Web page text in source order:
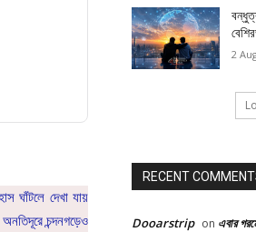
ঘাঁটলে দেখা যায়
চন্দনগড়েও
2
RECENT
Dooarstrip on এবার